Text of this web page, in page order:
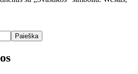
Paieška